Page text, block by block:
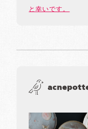
と幸いです。